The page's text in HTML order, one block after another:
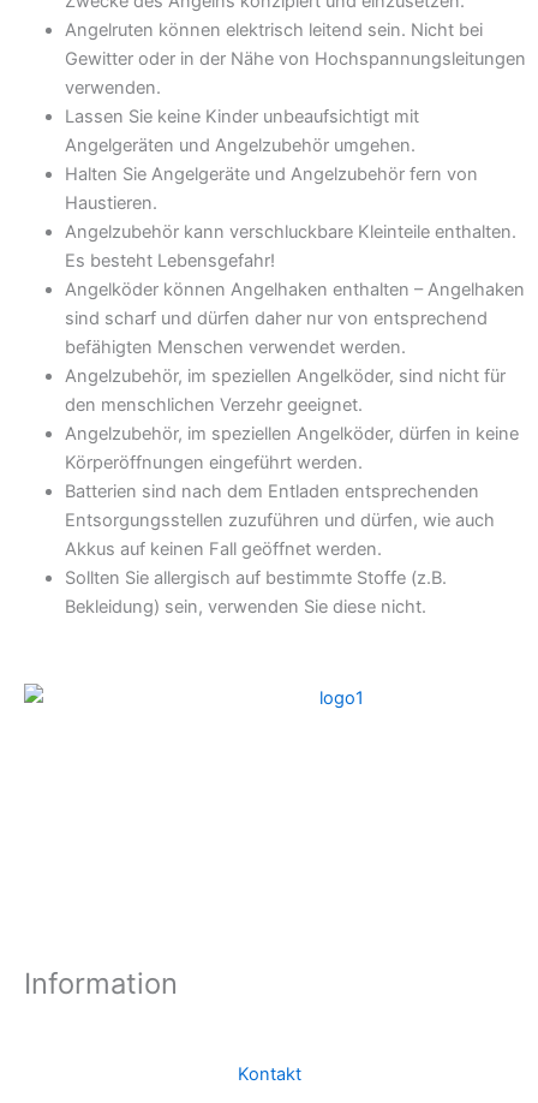
Angelruten können elektrisch leitend sein. Nicht bei
Gewitter oder in der Nähe von Hochspannungsleitungen
verwenden.
Lassen Sie keine Kinder unbeaufsichtigt mit
Angelgeräten und Angelzubehör umgehen.
Halten Sie Angelgeräte und Angelzubehör fern von
Haustieren.
Angelzubehör kann verschluckbare Kleinteile enthalten.
Es besteht Lebensgefahr!
Angelköder können Angelhaken enthalten – Angelhaken
sind scharf und dürfen daher nur von entsprechend
befähigten Menschen verwendet werden.
Angelzubehör, im speziellen Angelköder, sind nicht für
den menschlichen Verzehr geeignet.
Angelzubehör, im speziellen Angelköder, dürfen in keine
Körperöffnungen eingeführt werden.
Batterien sind nach dem Entladen entsprechenden
Entsorgungsstellen zuzuführen und dürfen, wie auch
Akkus auf keinen Fall geöffnet werden.
Sollten Sie allergisch auf bestimmte Stoffe (z.B.
Bekleidung) sein, verwenden Sie diese nicht.
Information
Kontakt